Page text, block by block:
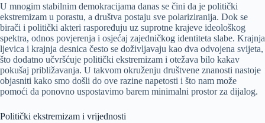
U mnogim stabilnim demokracijama danas se čini da je politički
ekstremizam u porastu, a društva postaju sve polariziranija. Dok se
birači i politički akteri raspoređuju uz suprotne krajeve ideološkog
spektra, odnos povjerenja i osjećaj zajedničkog identiteta slabe. Krajnja
ljevica i krajnja desnica često se doživljavaju kao dva odvojena svijeta,
što dodatno učvršćuje politički ekstremizam i otežava bilo kakav
pokušaj približavanja. U takvom okruženju društvene znanosti nastoje
objasniti kako smo došli do ove razine napetosti i što nam može
pomoći da ponovno uspostavimo barem minimalni prostor za dijalog.
Politički ekstremizam i vrijednosti